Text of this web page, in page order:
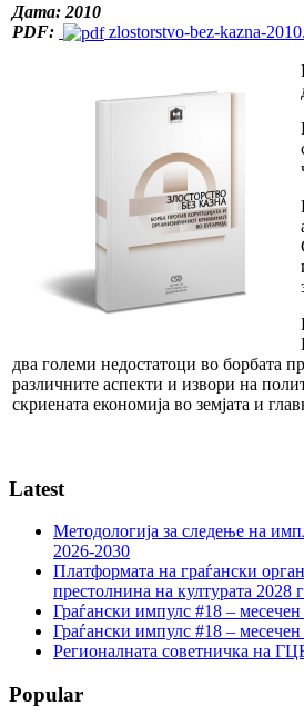
Дата: 2010
PDF:
zlostorstvo-bez-kazna-
два големи недостатоци во борбата
различните аспекти и извори на
скриената економија во земјата и
Latest
Методологија за следење на
2026-2030
Платформата на граѓански
престолнина на културата 2028
Граѓански импулс #18 –
Граѓански импулс #18 –
Регионалната советничка на
Popular